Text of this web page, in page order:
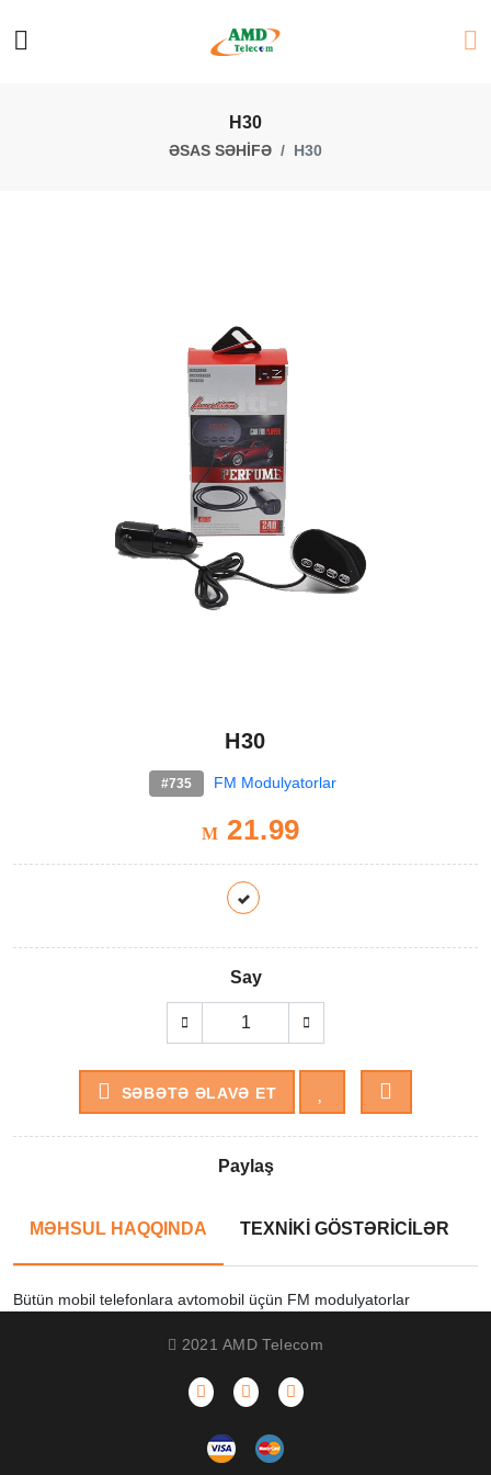
H30
ƏSAS SƏHİFƏ H30
H30
#735 FM Modulyatorlar
M 21.99
Say
SƏBƏTƏ ƏLAVƏ ET
Paylaş
MƏHSUL HAQQINDA TEXNİKİ GÖSTƏRİCİLƏR
Bütün mobil telefonlara avtomobil üçün FM modulyatorlar
2021 AMD Telecom